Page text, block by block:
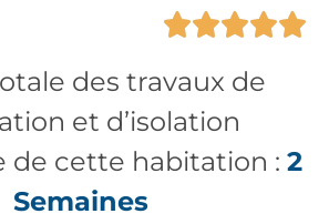

des travaux de
et d’isolation
de cette habitation : 2
Semaines